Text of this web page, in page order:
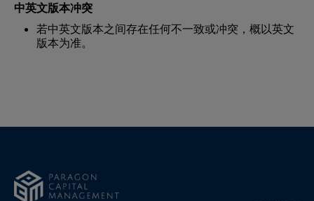
家族传承顾问
网页
中英文版本冲突
若中英文版本之间存在任何不一致或冲突，概以英文
版本为准。